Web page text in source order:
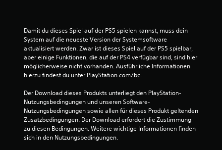
Damit du dieses Spiel auf der PS5 spielen kannst, muss dein
System auf die neueste Version der Systemsoftware
aktualisiert werden. Zwar ist dieses Spiel auf der PS5 spielbar,
aber einige Funktionen, die auf der PS4 verfügbar sind, sind hier
möglicherweise nicht vorhanden. Ausführliche Informationen
hierzu findest du unter PlayStation.com/bc.
Der Download dieses Produkts unterliegt den PlayStation-
Nutzungsbedingungen und unseren Software-
Nutzungsbedingungen sowie allen für dieses Produkt geltenden
Zusatzbedingungen. Der Download erfordert die Zustimmung
zu diesen Bedingungen. Weitere wichtige Informationen finden
sich in den Nutzungsbedingungen.